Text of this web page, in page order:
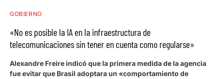
GOBIERNO
«No es posible la IA en la infraestructura de
telecomunicaciones sin tener en cuenta como regularse»
Alexandre Freire indicó que la primera medida de la agencia
fue evitar que Brasil adoptara un «comportamiento de